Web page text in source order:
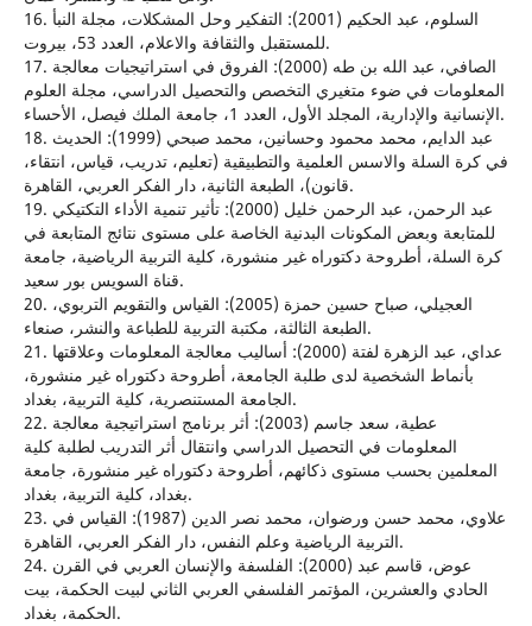
16. السلوم، عبد الحكيم (2001): التفكير وحل المشكلات، مجلة النبأ
للمستقبل والثقافة والاعلام، العدد 53، بيروت.
17. الصافي، عبد الله بن طه (2000): الفروق في استراتيجيات معالجة
المعلومات في ضوء متغيري التخصص والتحصيل الدراسي، مجلة العلوم
الإنسانية والإدارية، المجلد الأول، العدد 1، جامعة الملك فيصل، الأحساء.
18. عبد الدايم، محمد محمود وحسانين، محمد صبحي (1999): الحديث
في كرة السلة والاسس العلمية والتطبيقية (تعليم، تدريب، قياس، انتقاء،
قانون)، الطبعة الثانية، دار الفكر العربي، القاهرة.
19. عبد الرحمن، عبد الرحمن خليل (2000): تأثير تنمية الأداء التكتيكي
للمتابعة وبعض المكونات البدنية الخاصة على مستوى نتائج المتابعة في
كرة السلة، أطروحة دكتوراه غير منشورة، كلية التربية الرياضية، جامعة
قناة السويس بور سعيد.
20. العجيلي، صباح حسين حمزة (2005): القياس والتقويم التربوي،
الطبعة الثالثة، مكتبة التربية للطباعة والنشر، صنعاء.
21. عداي، عبد الزهرة لفتة (2000): أساليب معالجة المعلومات وعلاقتها
بأنماط الشخصية لدى طلبة الجامعة، أطروحة دكتوراه غير منشورة،
الجامعة المستنصرية، كلية التربية، بغداد.
22. عطية، سعد جاسم (2003): أثر برنامج استراتيجية معالجة
المعلومات في التحصيل الدراسي وانتقال أثر التدريب لطلبة كلية
المعلمين بحسب مستوى ذكائهم، أطروحة دكتوراه غير منشورة، جامعة
بغداد، كلية التربية، بغداد.
23. علاوي، محمد حسن ورضوان، محمد نصر الدين (1987): القياس في
التربية الرياضية وعلم النفس، دار الفكر العربي، القاهرة.
24. عوض، قاسم عبد (2000): الفلسفة والإنسان العربي في القرن
الحادي والعشرين، المؤتمر الفلسفي العربي الثاني لبيت الحكمة، بيت
الحكمة، بغداد.